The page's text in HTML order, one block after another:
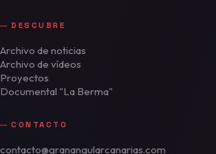
DESCUBRE
Archivo de noticias
Archivo de vídeos
Proyectos
Documental "La Berma"
CONTACTO
contacto@granangularcanarias.com